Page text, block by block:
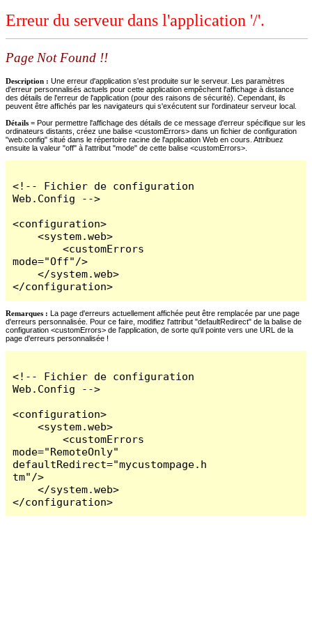
Erreur du serveur dans l'application '/'.
Page Not Found !!
Description : Une erreur d'application s'est produite sur le serveur. Les paramètres
d'erreur personnalisés actuels pour cette application empêchent l'affichage à distance
des détails de l'erreur de l'application (pour des raisons de sécurité). Cependant, ils
peuvent être affichés par les navigateurs qui s'exécutent sur l'ordinateur serveur local.
Détails = Pour permettre l'affichage des détails de ce message d'erreur spécifique sur les
ordinateurs distants, créez une balise <customErrors> dans un fichier de configuration
"web.config" situé dans le répertoire racine de l'application Web en cours. Attribuez
ensuite la valeur "off" à l'attribut "mode" de cette balise <customErrors>.
<!-- Fichier de configuration
Web.Config -->
<configuration>
    <system.web>
        <customErrors
mode="Off"/>
    </system.web>
</configuration>
Remarques : La page d'erreurs actuellement affichée peut être remplacée par une page
d'erreurs personnalisée. Pour ce faire, modifiez l'attribut "defaultRedirect" de la balise de
configuration <customErrors> de l'application, de sorte qu'il pointe vers une URL de la
page d'erreurs personnalisée !
<!-- Fichier de configuration
Web.Config -->
<configuration>
    <system.web>
        <customErrors
mode="RemoteOnly"
defaultRedirect="mycustompage.h
tm"/>
    </system.web>
</configuration>